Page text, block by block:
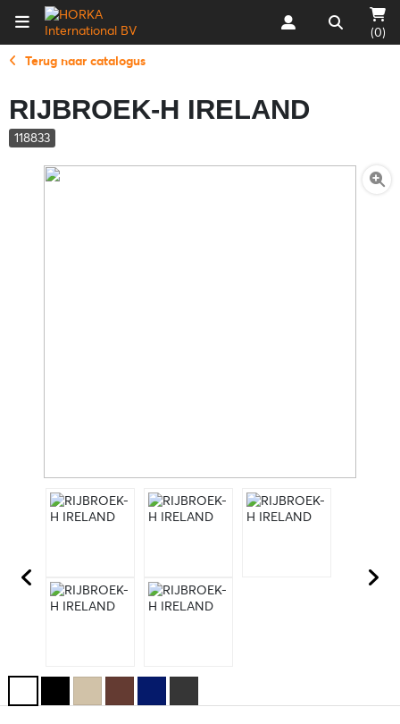
(0)
Terug naar catalogus
RIJBROEK-H IRELAND
118833